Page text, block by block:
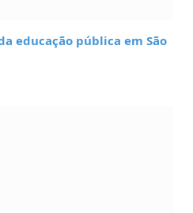
educação pública em São